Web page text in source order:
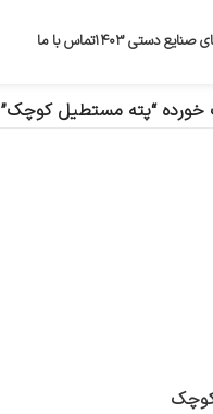
صنایع دستی ۱۴۰۳ تماس با ما
“پته مستطیل کوچک”